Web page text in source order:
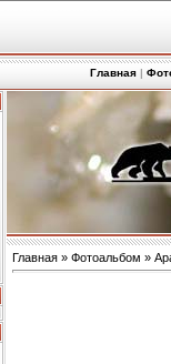
Главная |
Главная » Фотоальбом »